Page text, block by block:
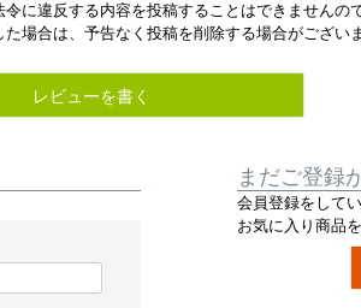
に違反する内容を投稿することはできませんの
場合は、予告なく投稿を削除する場合がござい
レビューを書く
まだご登録
会員登録をして
お気に入り商品